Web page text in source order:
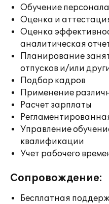
Обучение персонала
Оценка и
Оценка
аналитическая
Планирование
отпусков и/или
Подбор кадров
Применение
Расчет зарплаты
Управление
квалификации
Учет рабочего
Сопровождение:
Бесплатная